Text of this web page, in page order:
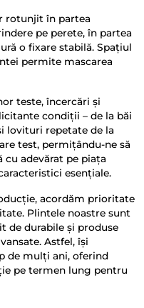
rotunjit în partea
pe perete, în partea
o fixare stabilă. Spațiul
permite mascarea
teste, încercări și
condiții – de la băi
lovituri repetate de la
test, permițându-ne să
cu adevărat pe piața
esențiale.
acordăm prioritate
Plintele noastre sunt
de durabile și produse
Astfel, își
de mulți ani, oferind
pe termen lung pentru